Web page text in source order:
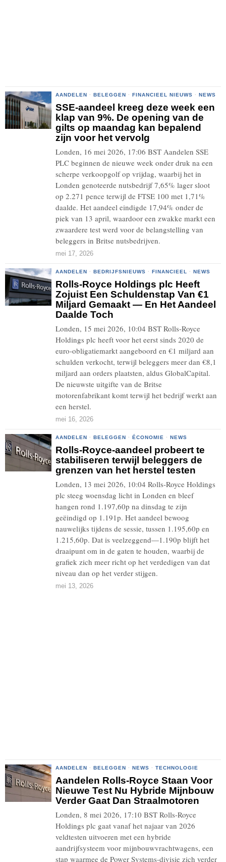
AANDELEN · BELEGGEN · FINANCIEEL NIEUWS · NEWS
SSE-aandeel kreeg deze week een
klap van 9%. De opening van de
gilts op maandag kan bepalend
zijn voor het vervolg
Londen, 16 mei 2026, 17:06 BST Aandelen SSE
PLC beginnen de nieuwe week onder druk na een
scherpe verkoopgolf op vrijdag, waarbij het in
Londen genoteerde nutsbedrijf 7,65% lager sloot
op 2.271 pence terwijl de FTSE 100 met 1,71%
daalde. Het aandeel eindigde 17,94% onder de
piek van 13 april, waardoor een zwakke markt een
zwaardere test werd voor de belangstelling van
beleggers in Britse nutsbedrijven.
mei 17, 2026
AANDELEN · BEDRIJFSNIEUWS · FINANCIEEL · NEWS
Rolls-Royce Holdings plc Heeft
Zojuist Een Schuldenstap Van €1
Miljard Gemaakt — En Het Aandeel
Daalde Toch
Londen, 15 mei 2026, 10:04 BST Rolls-Royce
Holdings plc heeft voor het eerst sinds 2020 de
euro-obligatiemarkt aangeboord en €1 miljard aan
schulden verkocht, terwijl beleggers meer dan €8,1
miljard aan orders plaatsten, aldus GlobalCapital.
De nieuwste uitgifte van de Britse
motorenfabrikant komt terwijl het bedrijf werkt aan
een herstel.
mei 16, 2026
AANDELEN · BELEGGEN · ÉCONOMIE · NEWS
Rolls-Royce-aandeel probeert te
stabiliseren terwijl beleggers de
grenzen van het herstel testen
Londen, 13 mei 2026, 10:04 Rolls-Royce Holdings
plc steeg woensdag licht in Londen en bleef
hangen rond 1.197,60p na dinsdag te zijn
geëindigd op 1.191p. Het aandeel bewoog
nauwelijks tijdens de sessie, tussen 1.195,60p en
1.215,60p. Dat is veelzeggend—1.190p blijft het
draaipunt om in de gaten te houden, waarbij de
grafiek zich meer richt op het verdedigen van dat
niveau dan op het verder stijgen.
mei 13, 2026
AANDELEN · BELEGGEN · NEWS · TECHNOLOGIE
Aandelen Rolls-Royce Staan Voor
Nieuwe Test Nu Hybride Mijnbouw
Verder Gaat Dan Straalmotoren
Londen, 8 mei 2026, 17:10 BST Rolls-Royce
Holdings plc gaat vanaf het najaar van 2026
veldtesten uitvoeren met een hybride
aandrijfsysteem voor mijnbouwvrachtwagens, een
stap waarmee de Power Systems-divisie zich verder